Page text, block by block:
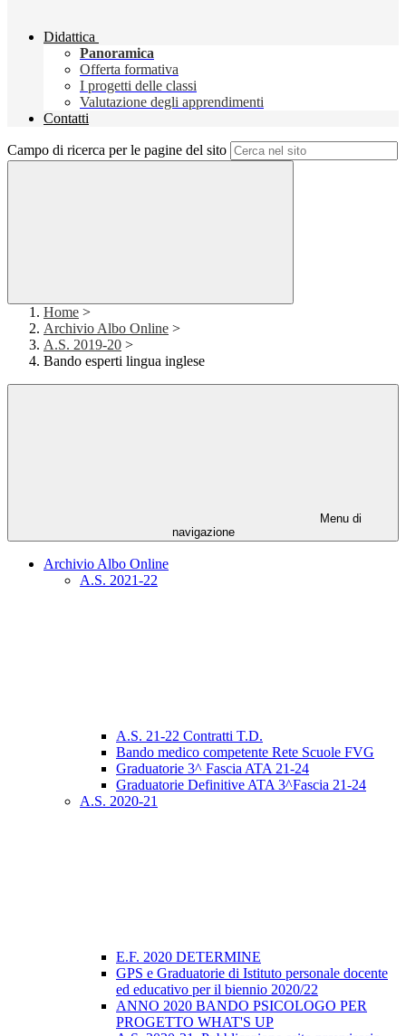
Didattica
Panoramica
Offerta formativa
I progetti delle classi
Valutazione degli apprendimenti
Contatti
Campo di ricerca per le pagine del sito
Home >
Archivio Albo Online >
A.S. 2019-20 >
Bando esperti lingua inglese
Menu di
navigazione
Archivio Albo Online
A.S. 2021-22
A.S. 21-22 Contratti T.D.
Bando medico competente Rete Scuole FVG
Graduatorie 3^ Fascia ATA 21-24
Graduatorie Definitive ATA 3^Fascia 21-24
A.S. 2020-21
E.F. 2020 DETERMINE
GPS e Graduatorie di Istituto personale docente
ed educativo per il biennio 2020/22
ANNO 2020 BANDO PSICOLOGO PER
PROGETTO WHAT'S UP